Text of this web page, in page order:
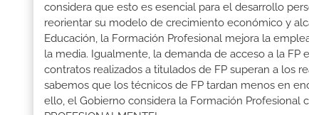
considera que esto es esencial para el desarrollo
reorientar su modelo de crecimiento económico y
Educación, la Formación Profesional mejora la
la media. Igualmente, la demanda de acceso a la
contratos realizados a titulados de FP superan a los
sabemos que los técnicos de FP tardan menos en
ello, el Gobierno considera la Formación Profesional